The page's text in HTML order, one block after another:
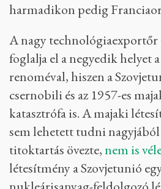
A Nukleáris
jelenleg összesen
atomerőművi
nukleáris ipar helyzetéről
(World Nuclear Industry
kiadása 411-retesziezt a
bele ugyanis azokat,
termelnek áramot. A
Államokban található, a
harmadikon pedig